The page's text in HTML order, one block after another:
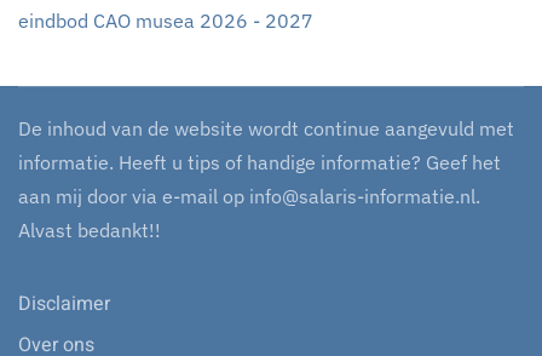
eindbod CAO musea 2026 - 2027
De inhoud van de website wordt continue aangevuld met
informatie. Heeft u tips of handige informatie? Geef het
aan mij door via e-mail op info@salaris-informatie.nl.
Alvast bedankt!!
Disclaimer
Over ons